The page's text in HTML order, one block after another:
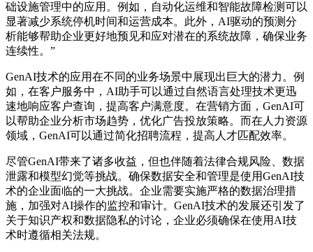
础设施管理中的应用。例如，自动化运维和智能故障检测可以
显著减少系统停机时间和运营成本。此外，AI驱动的预测分
析能够帮助企业更好地预见和应对潜在的系统故障，确保业务
连续性。”
GenAI技术的应用在不同的业务场景中展现出巨大的潜力。例
如，在客户服务中，AI助手可以通过自然语言处理技术更迅
速地响应客户查询，提高客户满意度。在营销方面，GenAI可
以帮助企业分析市场趋势，优化广告投放策略。而在人力资源
领域，GenAI可以通过简化招聘流程，提高人才匹配效率。
尽管GenAI带来了诸多收益，但也伴随着法律合规风险、数据
泄露和模型幻觉等挑战。确保数据安全和管理是使用GenAI技
术的企业面临的一大挑战。企业需要实施严格的数据治理措
施，加强对AI操作的监控和审计。GenAI技术的发展还引发了
关于知识产权和数据隐私的讨论，企业必须确保在使用AI技
术时遵循相关法规。